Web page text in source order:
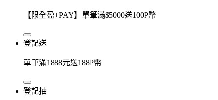
【限全盈+PAY】單筆滿$5000送100P幣
登記送
單筆滿1888元送188P幣
登記抽